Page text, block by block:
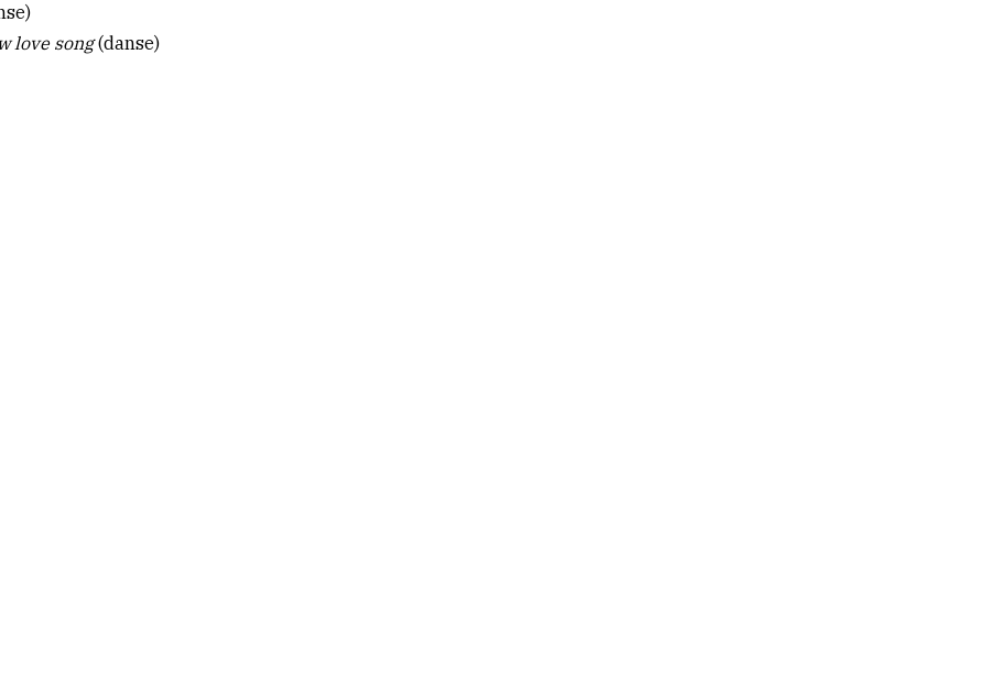
love song(danse)